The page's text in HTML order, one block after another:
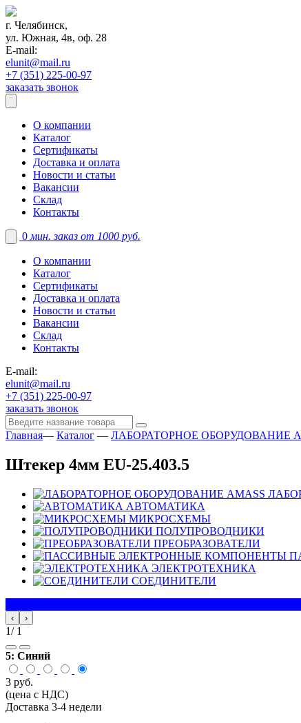
г. Челябинск,
ул. Южная, 4в, оф. 28
E-mail:
elunit@mail.ru
+7 (351) 225-00-97
заказать звонок
О компании
Каталог
Сертификаты
Доставка и оплата
Новости и статьи
Вакансии
Склад
Контакты
0 мин. заказ от 1000 руб.
О компании
Каталог
Сертификаты
Доставка и оплата
Новости и статьи
Вакансии
Склад
Контакты
E-mail:
elunit@mail.ru
+7 (351) 225-00-97
заказать звонок
Главная— Каталог — ЛАБОРАТОРНОЕ ОБОРУДОВАНИЕ
Штекер 4мм EU-25.403.5
АВТОМАТИКА
МИКРОСХЕМЫ
ПОЛУПРОВОДНИКИ
ПРЕОБРАЗОВАТЕЛИ
ЭЛЕКТРОТЕХНИКА
СОЕДИНИТЕЛИ
‹ ›
1/ 1
5: Синий
3 руб.
(цена с НДС)
Доставка 3-4 недели